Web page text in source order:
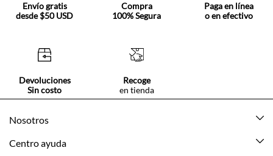
Envío gratis
desde $50 USD
Compra
100% Segura
Paga en línea
o en efectivo
Devoluciones
Sin costo
Recoge
en tienda
Nosotros
Acerca de Tennis
Centro ayuda